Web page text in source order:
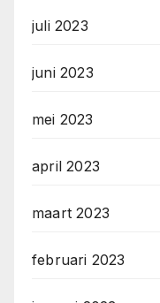
juli 2023
juni 2023
mei 2023
april 2023
maart 2023
februari 2023